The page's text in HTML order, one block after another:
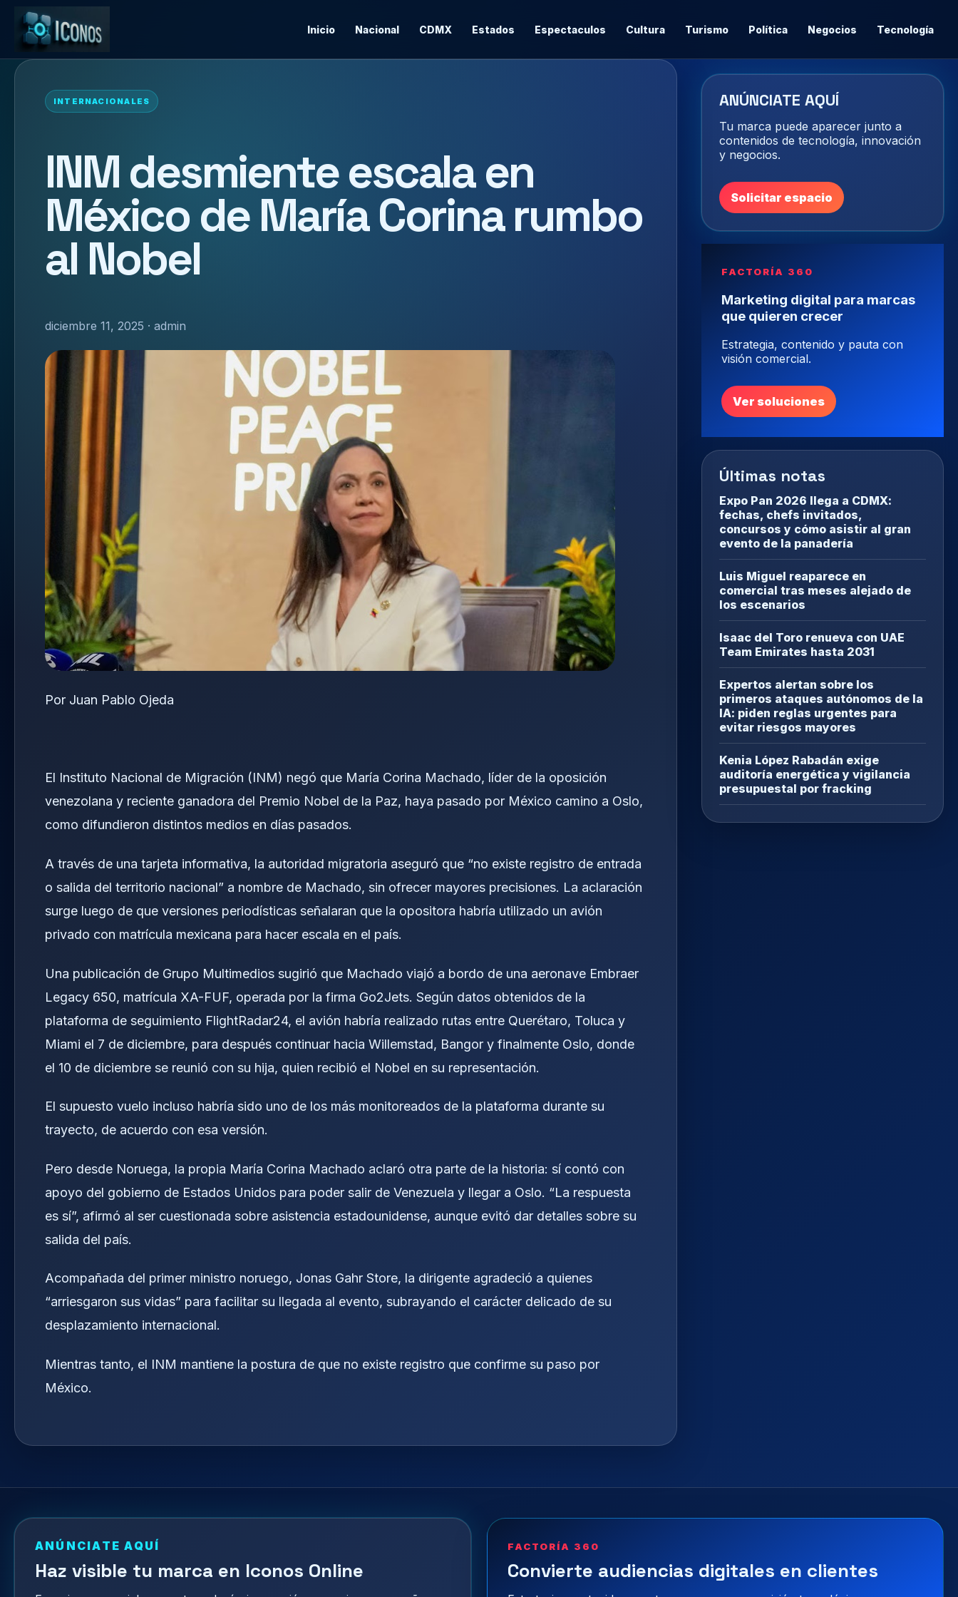
Inicio Nacional CDMX Estados Espectaculos Cultura Turismo Política Negocios Tecnología
INTERNACIONALES
INM desmiente escala en
México de María Corina rumbo
al Nobel
diciembre 11, 2025 · admin
Por Juan Pablo Ojeda
El Instituto Nacional de Migración (INM) negó que María Corina Machado, líder de la oposición
venezolana y reciente ganadora del Premio Nobel de la Paz, haya pasado por México camino a Oslo,
como difundieron distintos medios en días pasados.
A través de una tarjeta informativa, la autoridad migratoria aseguró que “no existe registro de entrada
o salida del territorio nacional” a nombre de Machado, sin ofrecer mayores precisiones. La aclaración
surge luego de que versiones periodísticas señalaran que la opositora habría utilizado un avión
privado con matrícula mexicana para hacer escala en el país.
Una publicación de Grupo Multimedios sugirió que Machado viajó a bordo de una aeronave Embraer
Legacy 650, matrícula XA-FUF, operada por la firma Go2Jets. Según datos obtenidos de la
plataforma de seguimiento FlightRadar24, el avión habría realizado rutas entre Querétaro, Toluca y
Miami el 7 de diciembre, para después continuar hacia Willemstad, Bangor y finalmente Oslo, donde
el 10 de diciembre se reunió con su hija, quien recibió el Nobel en su representación.
El supuesto vuelo incluso habría sido uno de los más monitoreados de la plataforma durante su
trayecto, de acuerdo con esa versión.
Pero desde Noruega, la propia María Corina Machado aclaró otra parte de la historia: sí contó con
apoyo del gobierno de Estados Unidos para poder salir de Venezuela y llegar a Oslo. “La respuesta
es sí”, afirmó al ser cuestionada sobre asistencia estadounidense, aunque evitó dar detalles sobre su
salida del país.
Acompañada del primer ministro noruego, Jonas Gahr Store, la dirigente agradeció a quienes
“arriesgaron sus vidas” para facilitar su llegada al evento, subrayando el carácter delicado de su
desplazamiento internacional.
Mientras tanto, el INM mantiene la postura de que no existe registro que confirme su paso por
México.
ANÚNCIATE AQUÍ
Tu marca puede aparecer junto a
contenidos de tecnología, innovación
y negocios.
Solicitar espacio
FACTORÍA 360
Marketing digital para marcas
que quieren crecer
Estrategia, contenido y pauta con
visión comercial.
Ver soluciones
Últimas notas
Expo Pan 2026 llega a CDMX:
fechas, chefs invitados,
concursos y cómo asistir al gran
evento de la panadería
Luis Miguel reaparece en
comercial tras meses alejado de
los escenarios
Isaac del Toro renueva con UAE
Team Emirates hasta 2031
Expertos alertan sobre los
primeros ataques autónomos de la
IA: piden reglas urgentes para
evitar riesgos mayores
Kenia López Rabadán exige
auditoría energética y vigilancia
presupuestal por fracking
ANÚNCIATE AQUÍ
Haz visible tu marca en Iconos Online
FACTORÍA 360
Convierte audiencias digitales en clientes